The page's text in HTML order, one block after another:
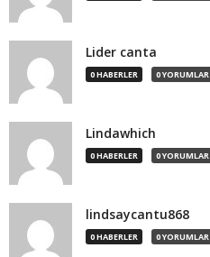
Lider canta
0 HABERLER 0 YORUMLAR
Lindawhich
0 HABERLER 0 YORUMLAR
lindsaycantu868
0 HABERLER 0 YORUMLAR